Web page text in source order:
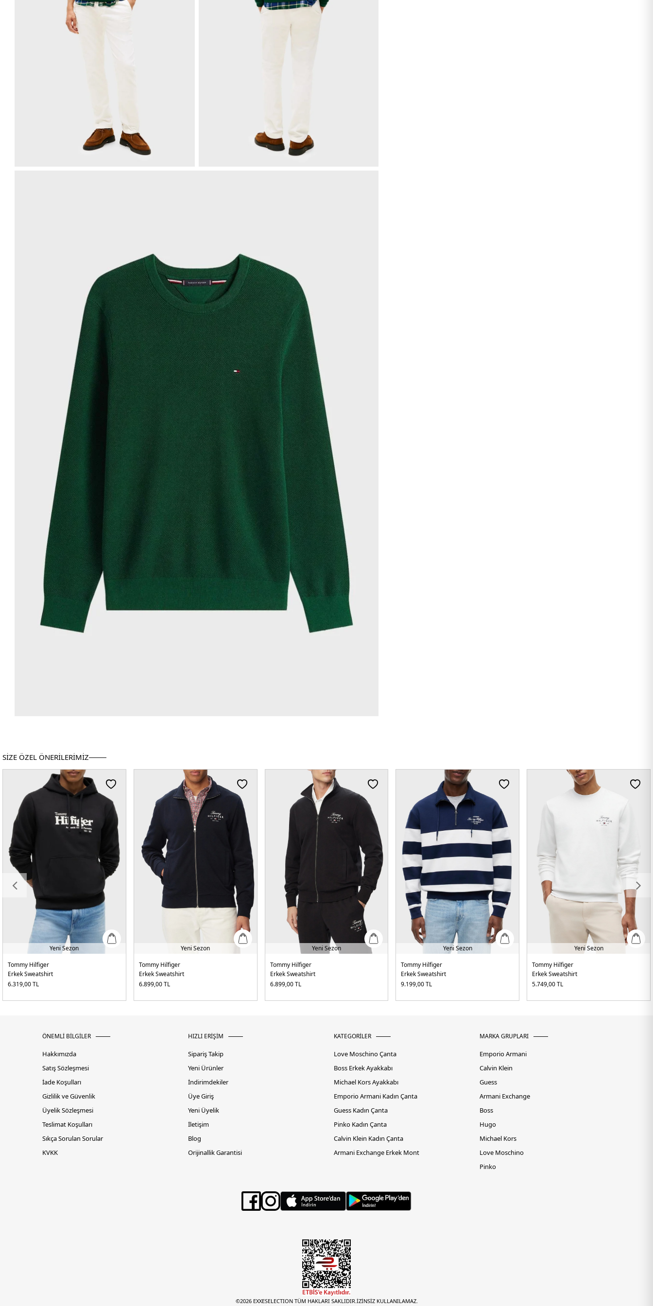
SİZE ÖZEL ÖNERİLERİMİZ
Yeni Sezon
Tommy Hilfiger
Erkek Sweatshirt
6.319,00TL
Yeni Sezon
Tommy Hilfiger
Erkek Sweatshirt
6.899,00TL
Yeni Sezon
Tommy Hilfiger
Erkek Sweatshirt
6.899,00TL
Yeni Sezon
Tommy Hilfiger
Erkek Sweatshirt
9.199,00TL
Yeni Sezon
Tommy Hilfiger
Erkek Sweatshirt
5.749,00TL
ÖNEMLİ BİLGİLER
Hakkımızda
Satış Sözleşmesi
İade Koşulları
Gizlilik ve Güvenlik
Üyelik Sözleşmesi
Teslimat Koşulları
Sıkça Sorulan Sorular
KVKK
HIZLI ERİŞİM
Sipariş Takip
Yeni Ürünler
İndirimdekiler
Üye Giriş
Yeni Üyelik
İletişim
Blog
Orijinallik Garantisi
KATEGORİLER
Love Moschino Çanta
Boss Erkek Ayakkabı
Michael Kors Ayakkabı
Emporio Armani Kadın Çanta
Guess Kadın Çanta
Pinko Kadın Çanta
Calvin Klein Kadın Çanta
Armani Exchange Erkek Mont
MARKA GRUPLARI
Emporio Armani
Calvin Klein
Guess
Armani Exchange
Boss
Hugo
Michael Kors
Love Moschino
Pinko
©2026 EXXESELECTION TÜM HAKLARI SAKLIDIR.İZİNSİZ KULLANILAMAZ.